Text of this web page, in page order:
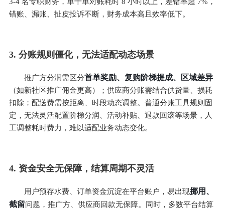
错账、漏账、扯皮投诉不断，财务成本高且效率低下。
3. 分账规则僵化，无法适配动态场景
推广方分润需区分首单奖励、复购阶梯提成、区域差异
（如新社区推广佣金更高）；供应商分账需结合供货量、损耗
扣除；配送费需按距离、时段动态调整。普通分账工具规则固
定，无法灵活配置阶梯分润、活动补贴、退款回滚等场景，人
工调整耗时费力，难以适配业务动态变化。
4. 资金安全无保障，结算周期不灵活
用户预存水费、订单资金沉淀在平台账户，易出现挪用、
截留问题，推广方、供应商回款无保障。同时，多数平台结算